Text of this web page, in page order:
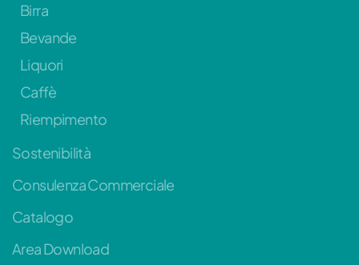
Birra
Bevande
Liquori
Caffè
Riempimento
Sostenibilità
Consulenza Commerciale
Catalogo
Area Download